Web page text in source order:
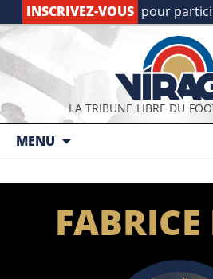
INSCRIVEZ-VOUS pour
LA TRIBUNE LIBRE DU
MENU
Aller au contenu principal
FABRICE